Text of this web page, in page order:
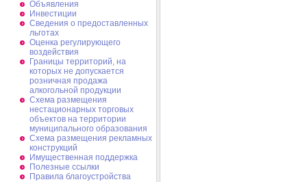
Объявления
Инвестиции
Сведения о предоставленных
льготах
Оценка регулирующего
воздействия
Границы территорий, на
которых не допускается
розничная продажа
алкогольной продукции
Схема размещения
нестационарных торговых
объектов на территории
муниципального образования
Схема размещения рекламных
конструкций
Имущественная поддержка
Полезные ссылки
Правила благоустройства